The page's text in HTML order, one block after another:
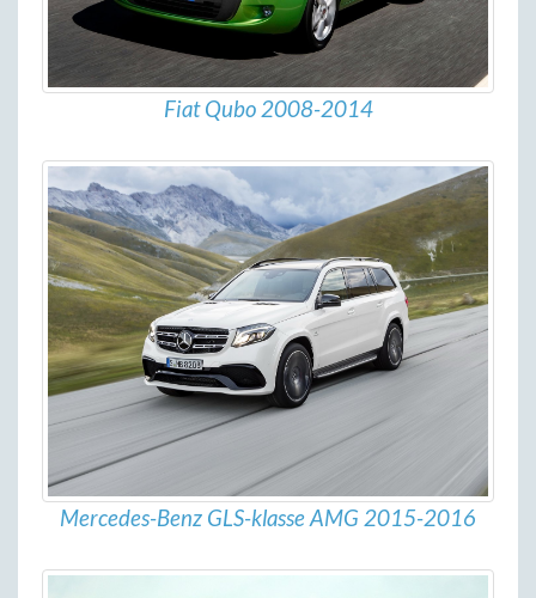
Fiat Qubo 2008-2014
Mercedes-Benz GLS-klasse AMG 2015-2016